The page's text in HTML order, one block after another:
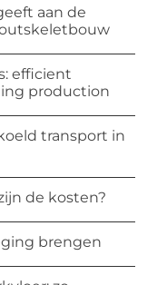
aan de
efficient
production
transport in
de kosten?
brengen